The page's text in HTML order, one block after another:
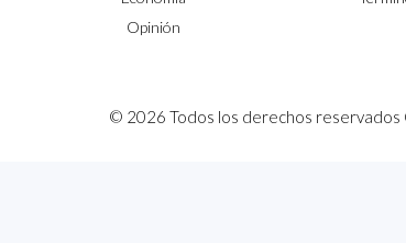
Opinión
© 2026 Todos los derechos reservados